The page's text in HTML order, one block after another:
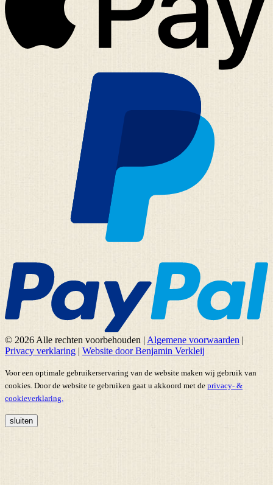
© 2026 Alle rechten voorbehouden | Algemene voorwaarden |
Privacy verklaring | Website door Benjamin Verkleij
Voor een optimale gebruikerservaring van de website maken wij gebruik van
cookies. Door de website te gebruiken gaat u akkoord met de privacy- &
cookieverklaring.
sluiten